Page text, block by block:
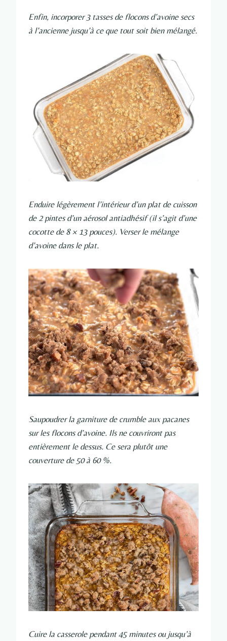
Enfin, incorporer 3 tasses de flocons d’avoine secs
à l’ancienne jusqu’à ce que tout soit bien mélangé.
Enduire légèrement l’intérieur d’un plat de cuisson
de 2 pintes d’un aérosol antiadhésif (il s’agit d’une
cocotte de 8 × 13 pouces). Verser le mélange
d’avoine dans le plat.
Saupoudrer la garniture de crumble aux pacanes
sur les flocons d’avoine. Ils ne couvriront pas
entièrement le dessus. Ce sera plutôt une
couverture de 50 à 60 %.
Cuire la casserole pendant 45 minutes ou jusqu’à